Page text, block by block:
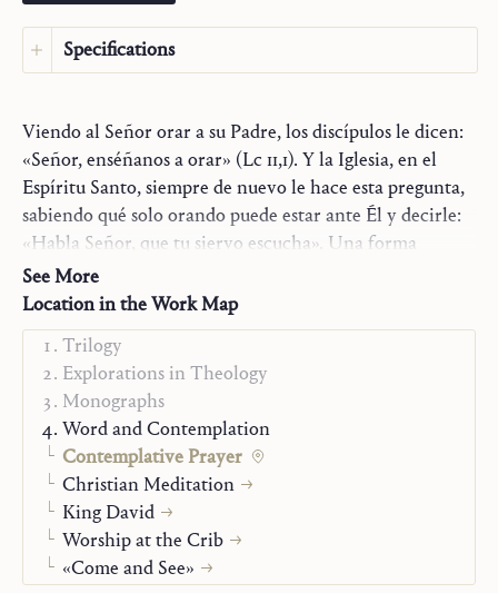
Specifications
Original language: German
ISBN: 978-1-63674-000-3
Publisher: Saint John Publications
Translator: Roberto H. Bernet
Year: 2022
Type:
Viendo al Señor orar a su Padre, los discípulos le dicen:
«Señor, enséñanos a orar» (Lc 11,1). Y la Iglesia, en el
Espíritu Santo, siempre de nuevo le hace esta pregunta,
sabiendo qué solo orando puede estar ante Él y decirle:
«Habla Señor, que tu siervo escucha». Una forma
especialmente amada de oración es para la Iglesia la
oración contemplativa, una oración por la cual ella
tiende hacia «el conocimiento del amor de Cristo y a la
unión con Él» (Catecismo de la Iglesia católica, 2708).
En esta forma de oración, el cristiano se sienta «a los
pies del Señor y escucha su palabra», elige hacer lo
«único necesario … la parte buena, que nunca le será
quitada», siguiendo el ejemplo de María de Betania
(Lc 10,39-42).
Hans Urs von Balthasar ha dedicado a este tema un
libro intitulado precisamente
See More
Location in the Work Map
Trilogy
Explorations in Theology
Monographs
Word and Contemplation
Contemplative Prayer
Christian Meditation
King David
Worship at the Crib
«Come and See»